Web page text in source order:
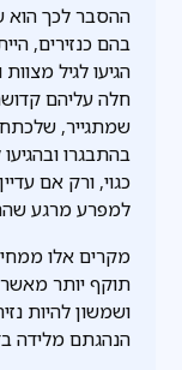
ההסבר לכך הוא
בהם כנזירים,
הגיעו לגיל
חלה עליהם
שמתגייר,
בהתבגרו
כגוי, ורק אם
למפרע מרגע
מקרים אלו
תוקף יותר
ושמשון להיות
הנהגתם מלידה